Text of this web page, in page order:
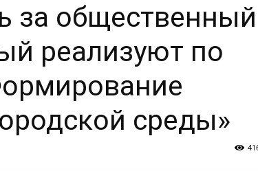
за общественный
реализуют по
среды»